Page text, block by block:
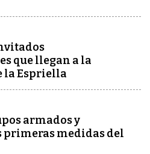
que llegan a la
la Espriella
armados y
primeras medidas del